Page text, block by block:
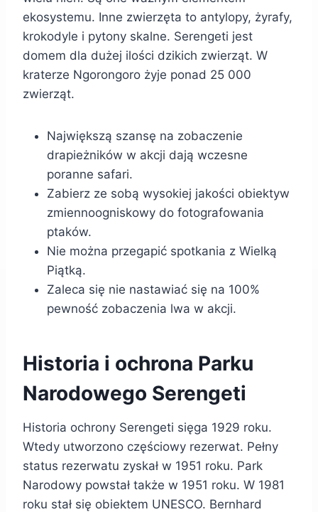
ekosystemu. Inne zwierzęta to antylopy, żyrafy,
krokodyle i pytony skalne. Serengeti jest
domem dla dużej ilości dzikich zwierząt. W
kraterze Ngorongoro żyje ponad 25 000
zwierząt.
Największą szansę na zobaczenie
drapieżników w akcji dają wczesne
poranne safari.
Zabierz ze sobą wysokiej jakości obiektyw
zmiennoogniskowy do fotografowania
ptaków.
Nie można przegapić spotkania z Wielką
Piątką.
Zaleca się nie nastawiać się na 100%
pewność zobaczenia lwa w akcji.
Historia i ochrona Parku
Narodowego Serengeti
Historia ochrony Serengeti sięga 1929 roku.
Wtedy utworzono częściowy rezerwat. Pełny
status rezerwatu zyskał w 1951 roku. Park
Narodowy powstał także w 1951 roku. W 1981
roku stał się obiektem UNESCO. Bernhard